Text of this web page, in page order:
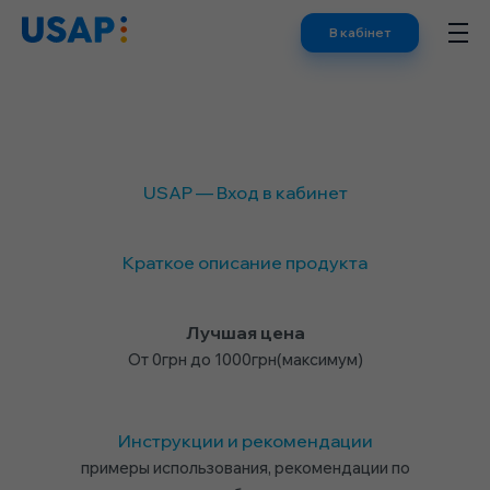
Skip
В кабінет
USAP — Вход в кабинет
Краткое описание продукта
Лучшая цена
От 0грн до 1000грн(максимум)
Инструкции и рекомендации
примеры использования, рекомендации по